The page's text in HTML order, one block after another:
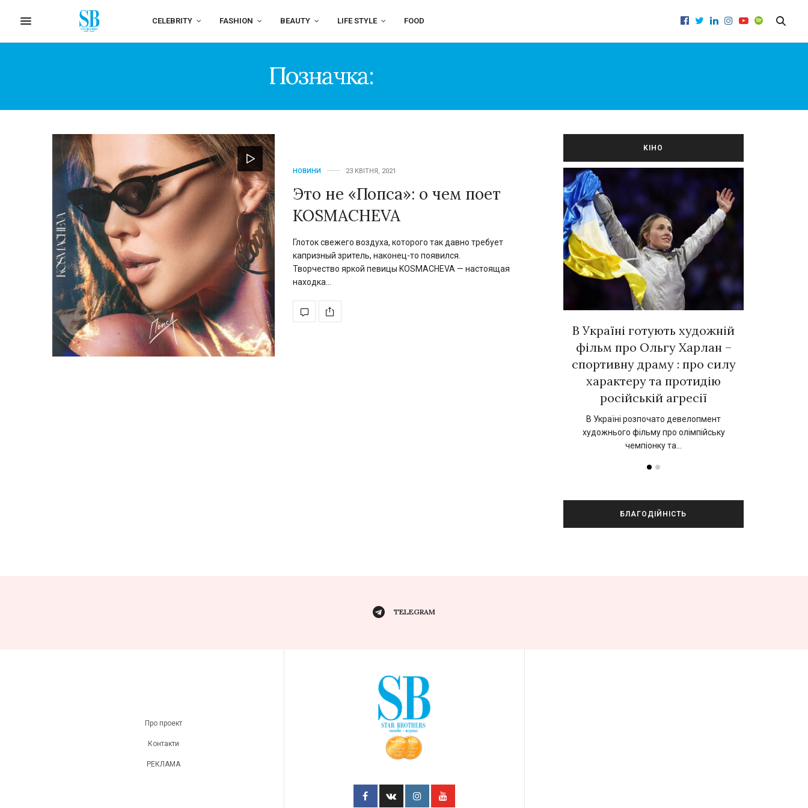
CELEBRITY FASHION BEAUTY LIFE STYLE FOOD
Позначка:
НОВИНИ 23 КВІТНЯ, 2021
Это не «Попса»: о чем поет
KOSMACHEVA
Глоток свежего воздуха, которого так давно требует
капризный зритель, наконец-то появился.
Творчество яркой певицы KOSMACHEVA — настоящая
находка…
KIНО
В Україні готують художній
фільм про Ольгу Харлан –
спортивну драму : про силу
характеру та протидію
російській агресії
В Україні розпочато девелопмент
художнього фільму про олімпійську
чемпіонку та…
БЛАГОДІЙНІСТЬ
TELEGRAM
Про проект
Контакти
РЕКЛАМА